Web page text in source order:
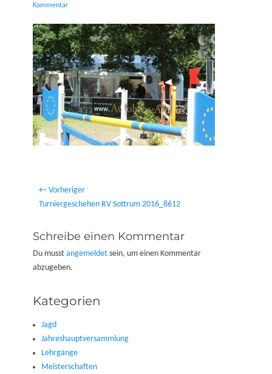
on
Kommentar
Beitragsnavigation
← Vorheriger
Vorheriger
Turniergeschehen RV Sottrum 2016_8612
Schreibe einen Kommentar
Du musst angemeldet sein, um einen Kommentar
abzugeben.
Kategorien
Jagd
Jahreshauptversammlung
Lehrgänge
Meisterschaften